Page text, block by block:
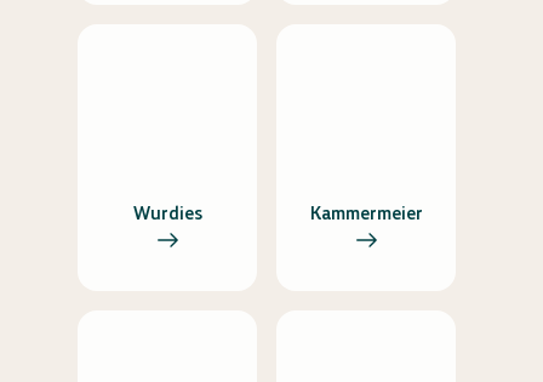
Wurdies Kammermeier